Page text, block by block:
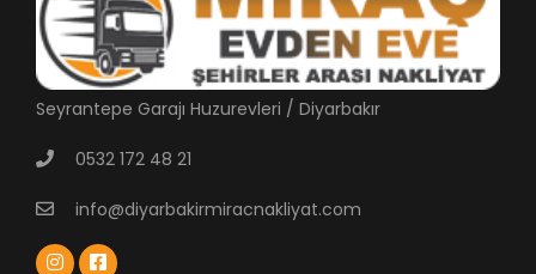
Seyrantepe Garajı Huzurevleri / Diyarbakır
0532 172 48 21
info@diyarbakirmiracnakliyat.com